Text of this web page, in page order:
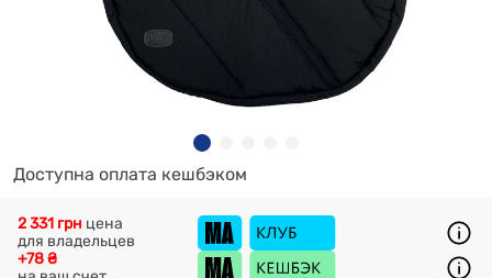
Доступна оплата кешбэком
+78 ₴
2 331 грн цена
для владельцев